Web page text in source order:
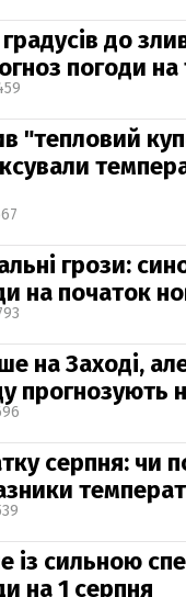
до
погоди
"тепловий
грози:
на початок
на Заході,
прогнозують
серпня: чи
із сильною
на 1 серпня